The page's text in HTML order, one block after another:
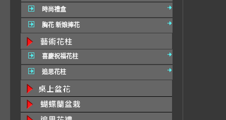
時尚禮盒
胸花 新娘捧花
喜慶祝福花柱
追思花柱